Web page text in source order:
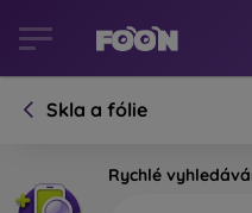
Skla a fólie
Rychlé